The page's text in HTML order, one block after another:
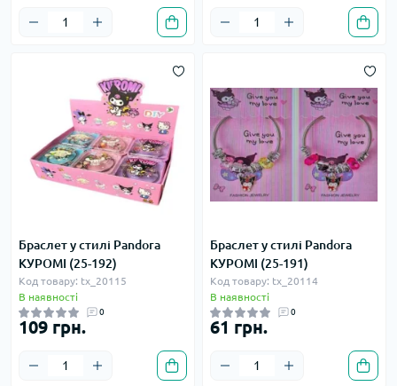
Браслет у стилі Pandora
КУРОМІ (25-192)
Код товару: tx_20115
В наявності
0
109 грн.
Браслет у стилі Pandora
КУРОМІ (25-191)
Код товару: tx_20114
В наявності
0
61 грн.